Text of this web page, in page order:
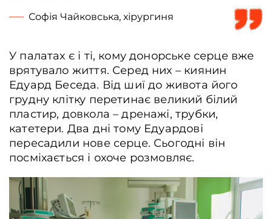
Софія Чайковська, хірургиня
У палатах є і ті, кому донорське серце вже
врятувало життя. Серед них – киянин
Едуард Беседа. Від шиї до живота його
грудну клітку перетинає великий білий
пластир, довкола – дренажі, трубки,
катетери. Два дні тому Едуардові
пересадили нове серце. Сьогодні він
посміхається і охоче розмовляє.